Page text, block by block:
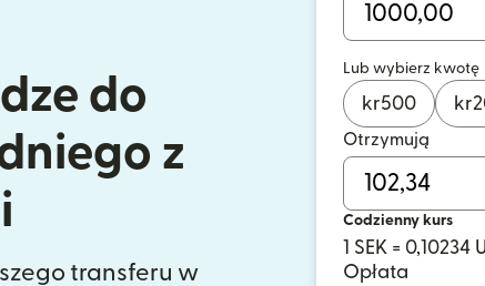
do
z
transferu w
Lub wybierz kwotę
kr500 kr
Otrzymują
Codzienny kurs
1 SEK = 0,10234
Opłata